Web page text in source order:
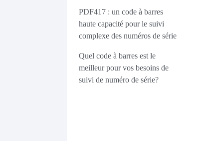
PDF417 : un code à barres
haute capacité pour le suivi
complexe des numéros de série
Quel code à barres est le
meilleur pour vos besoins de
suivi de numéro de série?